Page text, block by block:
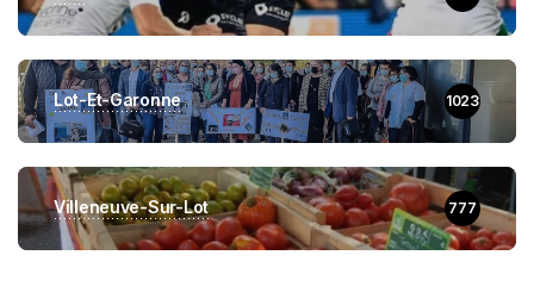
Lot-Et-Garonne 1023
Villeneuve-Sur-Lot 777